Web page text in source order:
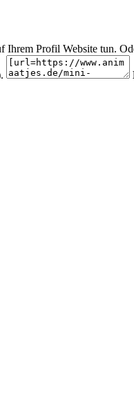
Ihrem Profil Website tun.